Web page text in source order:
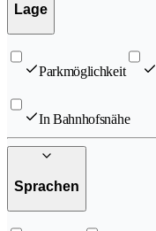
Lage
Parkmöglichkeit
In Bahnhofsnähe
Sprachen